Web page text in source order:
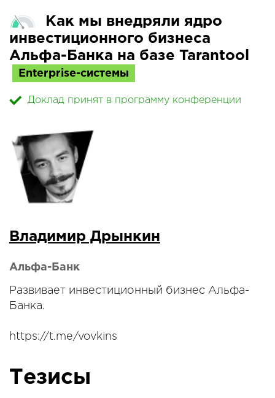
Как мы внедряли ядро
инвестиционного бизнеса
Альфа-Банка на базе Tarantool
Enterprise-системы
Доклад принят в программу конференции
Владимир Дрынкин
Альфа-Банк
Развивает инвестиционный бизнес Альфа-
Банка.
https://t.me/vovkins
Тезисы